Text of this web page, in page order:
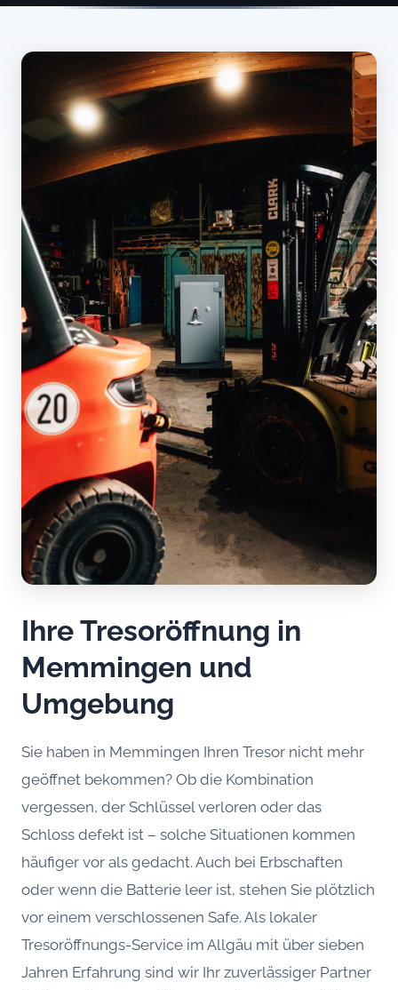
Ihre Tresoröffnung in
Memmingen und
Umgebung
Sie haben in Memmingen Ihren Tresor nicht mehr
geöffnet bekommen? Ob die Kombination
vergessen, der Schlüssel verloren oder das
Schloss defekt ist – solche Situationen kommen
häufiger vor als gedacht. Auch bei Erbschaften
oder wenn die Batterie leer ist, stehen Sie plötzlich
vor einem verschlossenen Safe. Als lokaler
Tresoröffnungs-Service im Allgäu mit über sieben
Jahren Erfahrung sind wir Ihr zuverlässiger Partner